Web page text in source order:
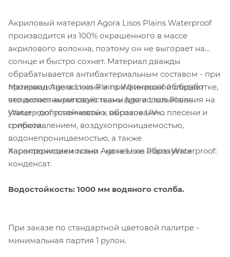
Акриловый материал Agora Lisos Plains Waterproof
производится из 100% окрашенного в массе
акрилового волокна, поэтому он не выгорает на
солнце и быстро сохнет. Материал дважды
обрабатывается антибактериальным составом - при
производстве волокна и при финишной обработке,
что делает акриловую ткань Agora Lisos Plains
Waterproof устойчивой к образованию плесени и
грибков.
Материал Agora Lisos Plains Waterproof обладает
великолепными свойствами для использования на
улице - долговечностью, высокое UV-
сопротивлением, воздухопроницаемостью,
водонепроницаемостью, а также
паропроницаемостью - на нем не образуется
конденсат.
Характеристики ткани Agora Lisos Plains Waterproof:
Водостойкость: 1000 мм водяного столба.
При заказе по стандартной цветовой палитре -
минимальная партия 1 рулон.